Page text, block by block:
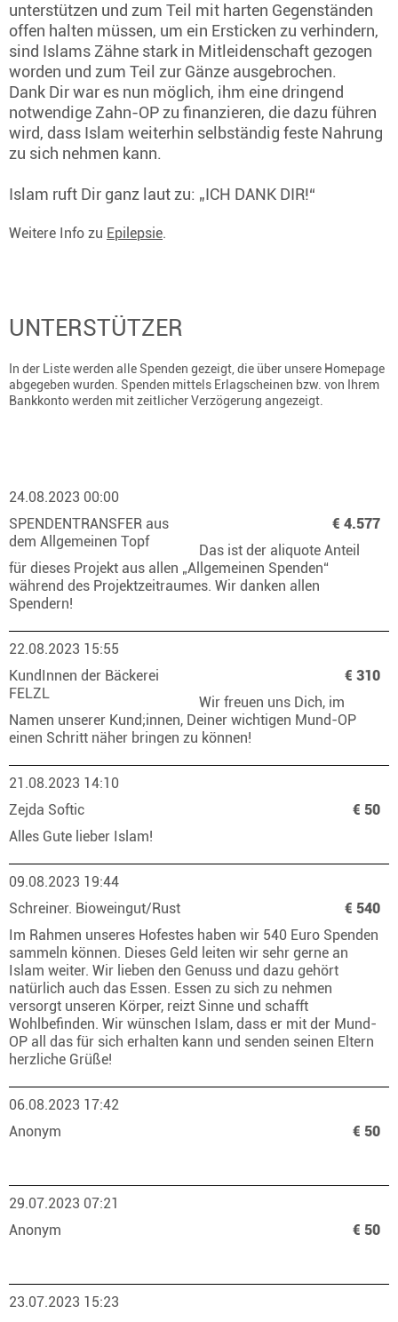
unterstützen und zum Teil mit harten Gegenständen
offen halten müssen, um ein Ersticken zu verhindern,
sind Islams Zähne stark in Mitleidenschaft gezogen
worden und zum Teil zur Gänze ausgebrochen.
Dank Dir war es nun möglich, ihm eine dringend
notwendige Zahn-OP zu finanzieren, die dazu führen
wird, dass Islam weiterhin selbständig feste Nahrung
zu sich nehmen kann.
Islam ruft Dir ganz laut zu: „ICH DANK DIR!“
Weitere Info zu Epilepsie.
UNTERSTÜTZER
In der Liste werden alle Spenden gezeigt, die über unsere Homepage
abgegeben wurden. Spenden mittels Erlagscheinen bzw. von Ihrem
Bankkonto werden mit zeitlicher Verzögerung angezeigt.
24.08.2023 00:00
SPENDENTRANSFER aus
dem Allgemeinen Topf
€ 4.577
Das ist der aliquote Anteil
für dieses Projekt aus allen „Allgemeinen Spenden“
während des Projektzeitraumes. Wir danken allen
Spendern!
22.08.2023 15:55
KundInnen der Bäckerei
FELZL
€ 310
Wir freuen uns Dich, im
Namen unserer Kund;innen, Deiner wichtigen Mund-OP
einen Schritt näher bringen zu können!
21.08.2023 14:10
Zejda Softic
€ 50
Alles Gute lieber Islam!
09.08.2023 19:44
Schreiner. Bioweingut/Rust
€ 540
Im Rahmen unseres Hofestes haben wir 540 Euro Spenden
sammeln können. Dieses Geld leiten wir sehr gerne an
Islam weiter. Wir lieben den Genuss und dazu gehört
natürlich auch das Essen. Essen zu sich zu nehmen
versorgt unseren Körper, reizt Sinne und schafft
Wohlbefinden. Wir wünschen Islam, dass er mit der Mund-
OP all das für sich erhalten kann und senden seinen Eltern
herzliche Grüße!
06.08.2023 17:42
Anonym
€ 50
29.07.2023 07:21
Anonym
€ 50
23.07.2023 15:23